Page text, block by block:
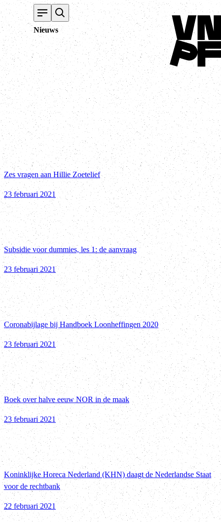
Nieuws
Terug naar
Zes vragen aan Hillie Zoetelief
23 februari 2021
Subsidie voor dummies, les 1: de aanvraag
23 februari 2021
Coronabijlage bij Handboek Loonheffingen 2020
23 februari 2021
Boek over halve eeuw NOR in de maak
23 februari 2021
Koninklijke Horeca Nederland (KHN) daagt de Nederlandse Staat
voor de rechtbank
22 februari 2021